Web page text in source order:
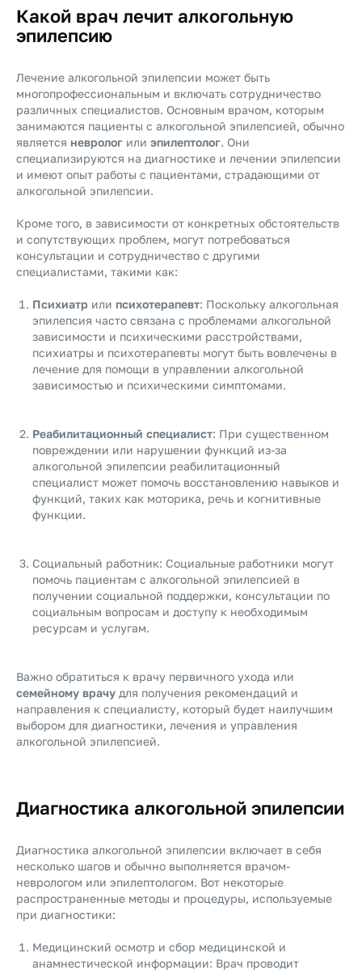
Какой врач лечит алкогольную
эпилепсию
Лечение алкогольной эпилепсии может быть
многопрофессиональным и включать сотрудничество
различных специалистов. Основным врачом, которым
занимаются пациенты с алкогольной эпилепсией, обычно
является невролог или эпилептолог. Они
специализируются на диагностике и лечении эпилепсии
и имеют опыт работы с пациентами, страдающими от
алкогольной эпилепсии.
Кроме того, в зависимости от конкретных обстоятельств
и сопутствующих проблем, могут потребоваться
консультации и сотрудничество с другими
специалистами, такими как:
Психиатр или психотерапевт: Поскольку алкогольная
эпилепсия часто связана с проблемами алкогольной
зависимости и психическими расстройствами,
психиатры и психотерапевты могут быть вовлечены в
лечение для помощи в управлении алкогольной
зависимостью и психическими симптомами.
Реабилитационный специалист: При существенном
повреждении или нарушении функций из-за
алкогольной эпилепсии реабилитационный
специалист может помочь восстановлению навыков и
функций, таких как моторика, речь и когнитивные
функции.
Социальный работник: Социальные работники могут
помочь пациентам с алкогольной эпилепсией в
получении социальной поддержки, консультации по
социальным вопросам и доступу к необходимым
ресурсам и услугам.
Важно обратиться к врачу первичного ухода или
семейному врачу для получения рекомендаций и
направления к специалисту, который будет наилучшим
выбором для диагностики, лечения и управления
алкогольной эпилепсией.
Диагностика алкогольной эпилепсии
Диагностика алкогольной эпилепсии включает в себя
несколько шагов и обычно выполняется врачом-
неврологом или эпилептологом. Вот некоторые
распространенные методы и процедуры, используемые
при диагностики:
Медицинский осмотр и сбор медицинской и
анамнестической информации: Врач проводит